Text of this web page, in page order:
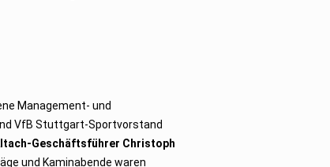
Management- und
VfB Stuttgart-Sportvorstand
Geschäftsführer Christoph
und Kaminabende waren